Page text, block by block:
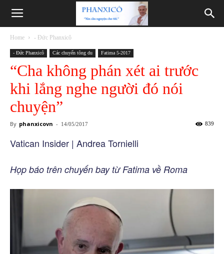
Phanxicô
Home - Đức Phanxicô
- Đức Phanxicô Các chuyến tông du Fatima 5-2017
“Cha không phán xét ai trước
khi lắng nghe người đó nói
chuyện”
By phanxicovn - 14/05/2017 839
Vatican Insider | Andrea Tornielli
Họp báo trên chuyến bay từ Fatima về Roma